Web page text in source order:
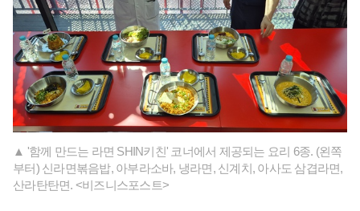
▲ '함께 만드는 라면 SHIN키친' 코너에서 제공되는 요리 6종. (왼쪽
부터) 신라면볶음밥, 아부라소바, 냉라면, 신계치, 아사도 삼겹라면,
산라탄탄면. <비즈니스포스트>